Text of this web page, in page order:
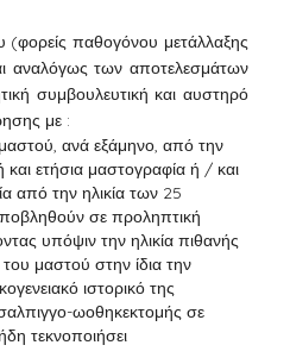
παθογόνου μετάλλαξης
αναλόγως των αποτελεσμάτων
συμβουλευτική και αυστηρό
με :
μαστού, ανά εξάμηνο, από την
και ετήσια μαστογραφία ή / και
από την ηλικία των 25
σε προληπτική
υπόψιν την ηλικία πιθανής
μαστού στην ίδια την
ιστορικό της
ωοθηκεκτομής σε
τεκνοποιήσει